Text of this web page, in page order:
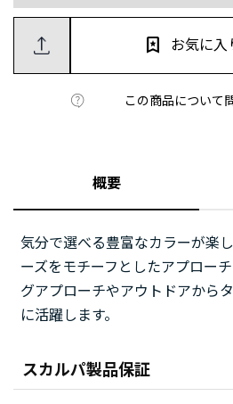
この商品について
お気に入
概要
気分で選べる豊富なカラーが楽
ーズをモチーフとしたアプロー
グアプローチやアウトドアから
に活躍します。
スカルパ製品保証